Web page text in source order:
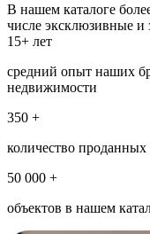
В нашем каталоге
числе эксклюзивные и
15+ лет
средний опыт наших
недвижимости
350 +
количество проданных
50 000 +
объектов в нашем